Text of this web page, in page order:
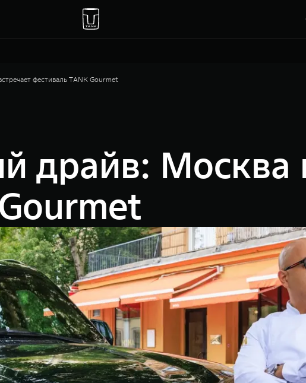
фестиваль TANK Gourmet
драйв: Москва